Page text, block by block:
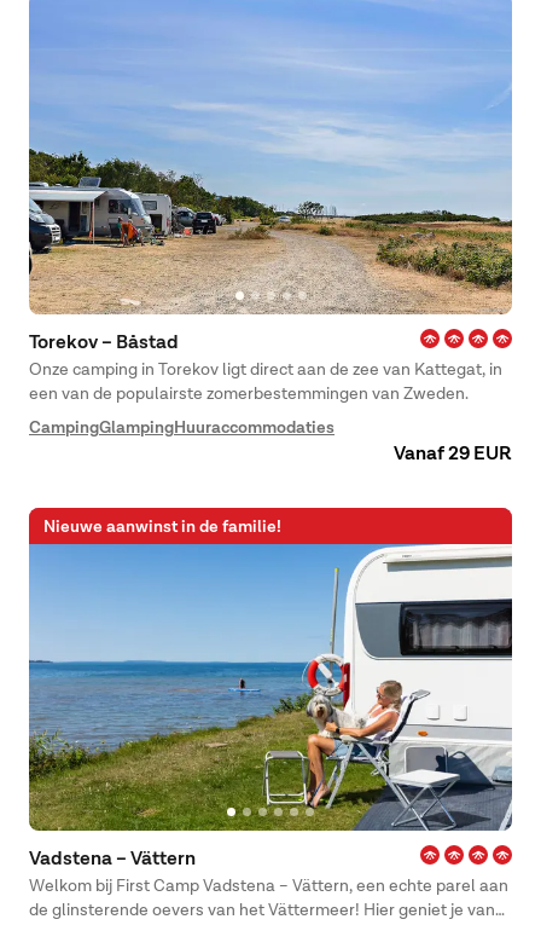
Torekov – Båstad
Onze camping in Torekov ligt direct aan de zee van Kattegat, in
een van de populairste zomerbestemmingen van Zweden.
CampingGlamping Huuraccommodaties
Vanaf 29 EUR
Nieuwe aanwinst in de familie!
Vadstena – Vättern
Welkom bij First Camp Vadstena – Vättern, een echte parel aan
de glinsterende oevers van het Vättermeer! Hier geniet je van